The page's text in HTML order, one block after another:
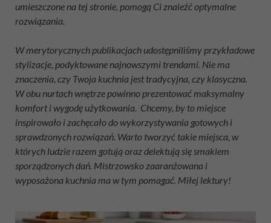
umieszczone na tej stronie, pomogą Ci znaleźć optymalne
rozwiązania.
W merytorycznych publikacjach udostępniliśmy przykładowe
stylizacje, podyktowane najnowszymi trendami. Nie ma
znaczenia, czy Twoja kuchnia jest tradycyjna, czy klasyczna.
W obu nurtach wnętrze powinno prezentować maksymalny
komfort i wygodę użytkowania. Chcemy, by to miejsce
inspirowało i zachęcało do wykorzystywania gotowych i
sprawdzonych rozwiązań. Warto tworzyć takie miejsca, w
których ludzie razem gotują oraz delektują się smakiem
sporządzonych dań. Mistrzowsko zaaranżowana i
wyposażona kuchnia ma w tym pomagać. Miłej lektury!